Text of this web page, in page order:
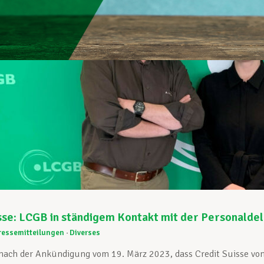
LCGB in ständigem Kontakt mit der
Diverses
der Ankündigung vom 19. März 2023, dass Credit Suisse